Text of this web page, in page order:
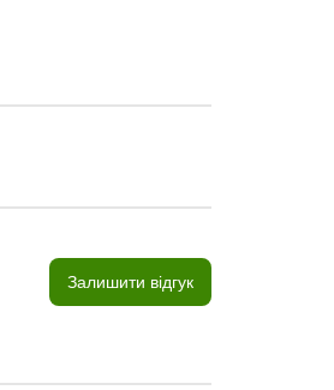
Залишити відгук